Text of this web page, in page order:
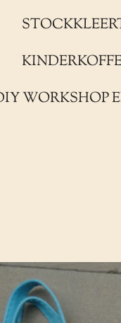
WORKSHOP